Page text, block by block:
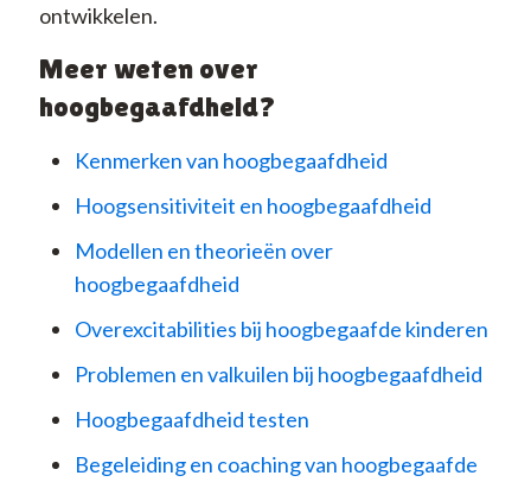
ontwikkelen.
Meer weten over
hoogbegaafdheid?
Kenmerken van hoogbegaafdheid
Hoogsensitiviteit en hoogbegaafdheid
Modellen en theorieën over
hoogbegaafdheid
Overexcitabilities bij hoogbegaafde kinderen
Problemen en valkuilen bij hoogbegaafdheid
Hoogbegaafdheid testen
Begeleiding en coaching van hoogbegaafde